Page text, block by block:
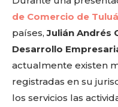
de Comercio de Tuluá
países,Julián Andrés
Desarrollo
actualmente existen
registradas en su
los servicios las